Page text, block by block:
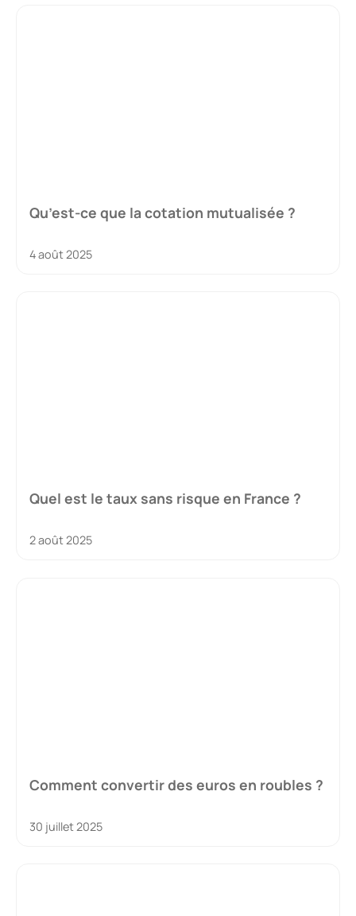
Qu’est-ce que la cotation mutualisée ?
4 août 2025
Quel est le taux sans risque en France ?
2 août 2025
Comment convertir des euros en roubles ?
30 juillet 2025